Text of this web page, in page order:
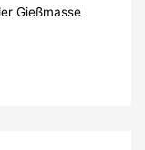
Gießmasse